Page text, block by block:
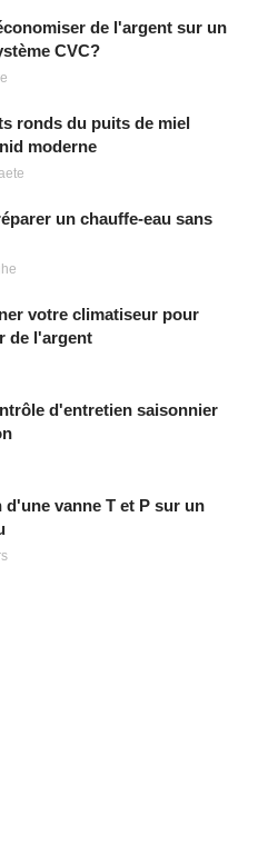
de l'argent sur un
CVC?
ronds du puits de miel
moderne
un chauffe-eau sans
votre climatiseur pour
de l'argent
d'entretien saisonnier
d'une vanne T et P sur un